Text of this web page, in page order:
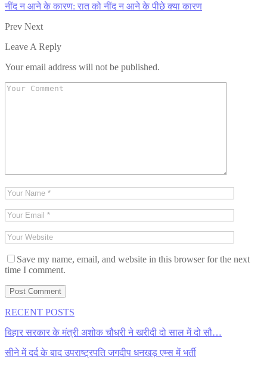
नींद न आने के कारण: रात को नींद न आने के पीछे क्या कारण
Prev Next
Leave A Reply
Your email address will not be published.
Save my name, email, and website in this browser for the next
time I comment.
RECENT POSTS
बिहार सरकार के मंत्री अशोक चौधरी ने खरीदी दो साल में दो सौ…
सीने में दर्द के बाद उपराष्ट्रपति जगदीप धनखड़ एम्स में भर्ती